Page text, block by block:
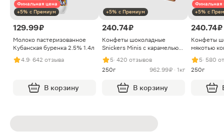
Финальная цена
+5% с Премиум
129.99 ₽
Молоко пастеризованное
Кубанская буренка 2.5% 1.4л
4.9· 642 отзыва
В корзину
+5% с Премиум
240.74 ₽
Конфеты шоколадные
Snickers Minis с карамелью
арахисом и нугой
5· 420 отзывов
250г
962.99 ₽ · 1кг
В корзину
Финальная
+5% с
240.74 ₽
Конфеты
мякотью
5· 580
250г